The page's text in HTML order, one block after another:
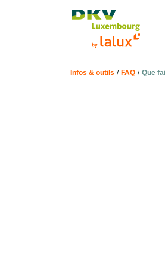
LALUX
Infos & outils / FAQ / Que